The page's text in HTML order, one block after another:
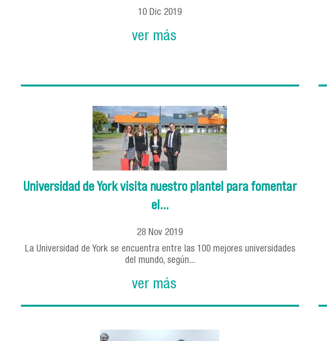
10 Dic 2019
ver más
Universidad de York visita nuestro plantel para fomentar
el...
28 Nov 2019
La Universidad de York se encuentra entre las 100 mejores universidades
del mundo, según...
ver más